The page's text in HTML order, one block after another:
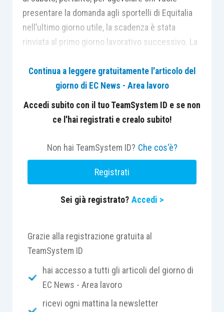
presentare la domanda agli sportelli di Equitalia
nell’ultimo giorno utile, la scadenza è stata
rinviata al primo giorno lavorativo successivo. La
raccomandata con ricevuta di ritorno.
Il D.Lgs. n.159/15 (Delega fiscale) ha infatti
stabilito che i contribuenti decaduti dal piano di
2015 possano chiedere nuovamente una
dilazione delle somme non versate fino a un
massimo di 72 rate mensili, con alcuni limiti: il
decade in caso di mancato pagamento di due
Si ricorda che i moduli per presentare domanda
Rateizzazione – Modulistica presente nell’Area
Cittadini e nell’Area Imprese del sito
www.gruppoequitalia.it.
Continua a leggere gratuitamente l'articolo del
giorno di EC News - Area lavoro
Accedi subito con il tuo TeamSystem ID e se non
ce l'hai registrati e crealo subito!
Non hai TeamSystem ID? Che cos'è?
Registrati
Sei già registrato? Accedi >
Grazie alla registrazione gratuita al
TeamSystem ID
hai accesso a tutti gli articoli del giorno di
EC News - Area lavoro
ricevi ogni mattina la newsletter